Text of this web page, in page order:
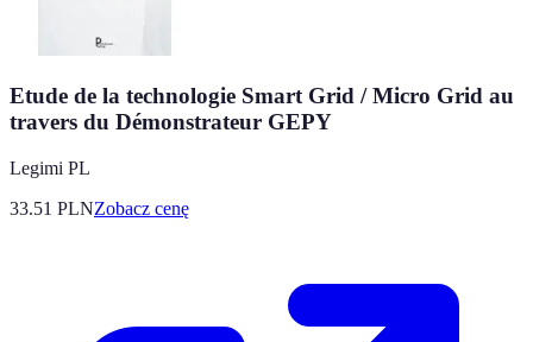
Etude de la technologie Smart Grid / Micro Grid au
travers du Démonstrateur GEPY
Legimi PL
33.51 PLNZobacz cenę